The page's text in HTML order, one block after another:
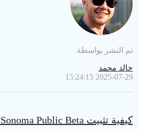
تم النشر بواسطة
خالد محمد
2025-07-29 15:24:15
كيفية تثبيت macOS Sonoma Public Beta [رسمي]